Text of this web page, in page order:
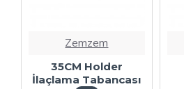
Zemzem
35CM Holder
İlaçlama Tabancası